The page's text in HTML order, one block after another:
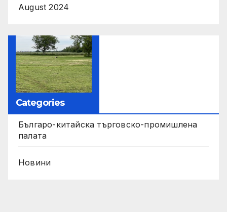
August 2024
Categories
Българо-китайска търговско-промишлена
палата
Новини